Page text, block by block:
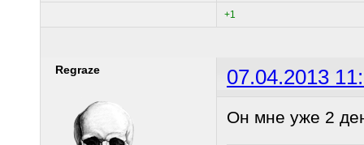
+1
Regraze 07.04.2013
Он мне уже 2